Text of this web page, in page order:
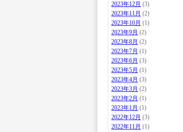
2023年12月 (3)
2023年11月 (2)
2023年10月 (1)
2023年9月 (2)
2023年8月 (2)
2023年7月 (1)
2023年6月 (3)
2023年5月 (1)
2023年4月 (3)
2023年3月 (2)
2023年2月 (1)
2023年1月 (1)
2022年12月 (3)
2022年11月 (1)